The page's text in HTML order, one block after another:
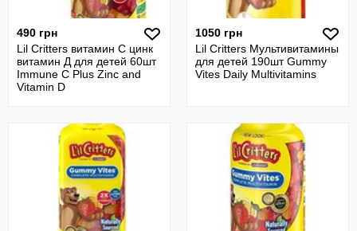
490 грн
Lil Critters витамин С цинк
витамин Д для детей 60шт
Immune C Plus Zinc and
Vitamin D
1050 грн
Lil Critters Мультивитамины
для детей 190шт Gummy
Vites Daily Multivitamins